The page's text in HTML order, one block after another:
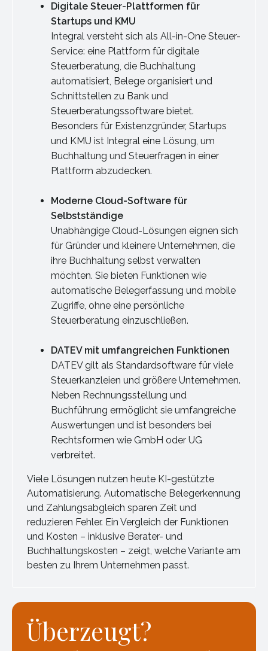
Digitale Steuer-Plattformen für
Startups und KMU
Integral versteht sich als All-in-One Steuer-
Service: eine Plattform für digitale
Steuerberatung, die Buchhaltung
automatisiert, Belege organisiert und
Schnittstellen zu Bank und
Steuerberatungssoftware bietet.
Besonders für Existenzgründer, Startups
und KMU ist Integral eine Lösung, um
Buchhaltung und Steuerfragen in einer
Plattform abzudecken.
Moderne Cloud-Software für
Selbstständige
Unabhängige Cloud-Lösungen eignen sich
für Gründer und kleinere Unternehmen, die
ihre Buchhaltung selbst verwalten
möchten. Sie bieten Funktionen wie
automatische Belegerfassung und mobile
Zugriffe, ohne eine persönliche
Steuerberatung einzuschließen.
DATEV mit umfangreichen Funktionen
DATEV gilt als Standardsoftware für viele
Steuerkanzleien und größere Unternehmen.
Neben Rechnungsstellung und
Buchführung ermöglicht sie umfangreiche
Auswertungen und ist besonders bei
Rechtsformen wie GmbH oder UG
verbreitet.
Viele Lösungen nutzen heute KI-gestützte
Automatisierung. Automatische Belegerkennung
und Zahlungsabgleich sparen Zeit und
reduzieren Fehler. Ein Vergleich der Funktionen
und Kosten – inklusive Berater- und
Buchhaltungskosten – zeigt, welche Variante am
besten zu Ihrem Unternehmen passt.
Überzeugt?